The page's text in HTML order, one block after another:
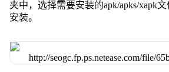
夹中，选择需要安装的apk/apks/xapk
安装。